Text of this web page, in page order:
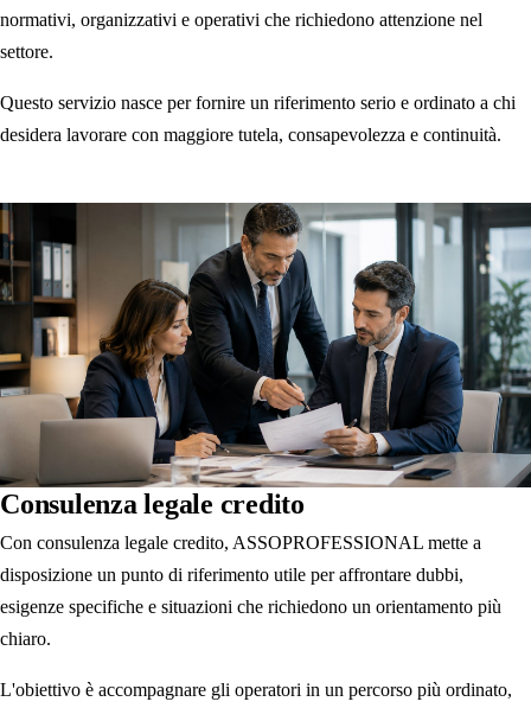
normativi, organizzativi e operativi che richiedono attenzione nel
settore.
Questo servizio nasce per fornire un riferimento serio e ordinato a chi
desidera lavorare con maggiore tutela, consapevolezza e continuità.
Consulenza legale credito
Con consulenza legale credito, ASSOPROFESSIONAL mette a
disposizione un punto di riferimento utile per affrontare dubbi,
esigenze specifiche e situazioni che richiedono un orientamento più
chiaro.
L'obiettivo è accompagnare gli operatori in un percorso più ordinato,